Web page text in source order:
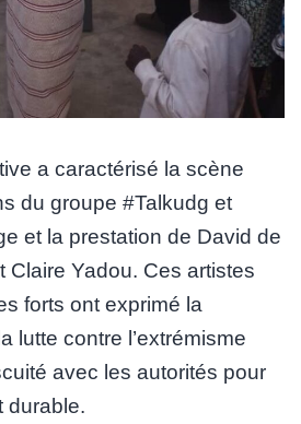
a caractérisé la scène
du groupe #Talkudg et
et la prestation de David de
Claire Yadou. Ces artistes
forts ont exprimé la
lutte contre l’extrémisme
avec les autorités pour
durable.